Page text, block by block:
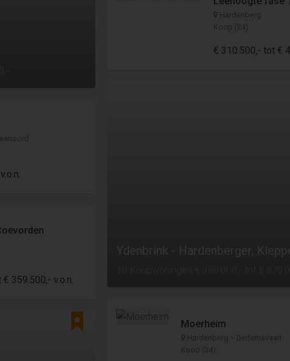
359.500,- v.o.n.
Hardenberg
Koop (24)
€ 310.500,- tot €
Moerheim
Hardenberg > Dedemsvaart
Koop (34)